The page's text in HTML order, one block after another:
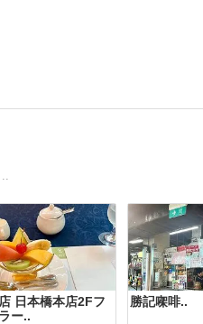
日本橋本店2Fフ
ー..
勝記㗎啡..